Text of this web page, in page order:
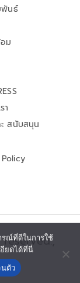
พันธ์
ม
า
สนับสนุน
รณ์ที่ดีในการใช้
ยดได้ที่นี่
ตัว